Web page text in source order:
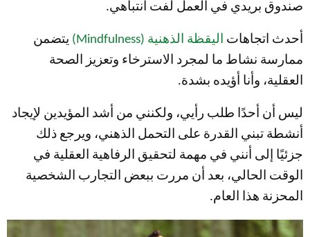
صندوق بريدي في العمل لفت انتباهي.
أحدث اتجاهات اليقظة الذهنية (Mindfulness)
يتضمن
ممارسة نشاط ما لمجرد الاسترخاء وتعزيز الصحة
العقلية، وأنا أؤيده بشدة.
ليس أن أحدًا طلب رأيي، ولكنني من أشد المؤيدين لإيجاد
أنشطة تبني القدرة على التحمل الذهني، ويرجع ذلك
جزئيًا إلى أنني في مهمة لتحقيق الرفاهية العقلية في
الوقت الحالي، بعد أن مررت ببعض التجارب الشخصية
المحزنة هذا العام.